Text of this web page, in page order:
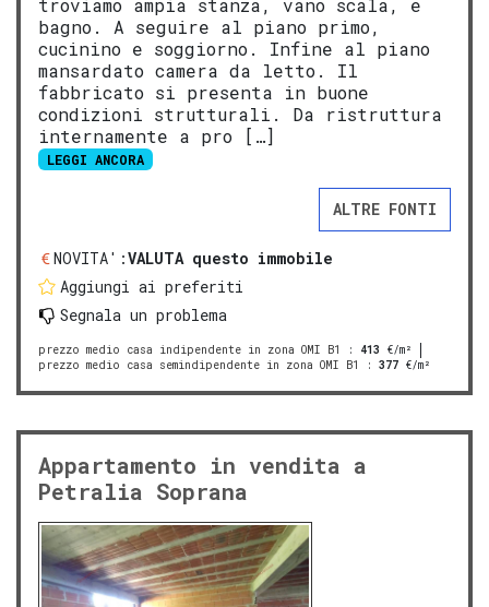
troviamo ampia stanza, vano scala, e
bagno. A seguire al piano primo,
cucinino e soggiorno. Infine al piano
mansardato camera da letto. Il
fabbricato si presenta in buone
condizioni strutturali. Da ristruttura
internamente a pro […]
LEGGI ANCORA
ALTRE FONTI
NOVITA':VALUTA questo immobile
Aggiungi ai preferiti
Segnala un problema
prezzo medio casa indipendente in zona OMI B1 : 413 €/m²
prezzo medio casa semindipendente in zona OMI B1
: 377 €/m²
Appartamento in vendita a
Petralia Soprana